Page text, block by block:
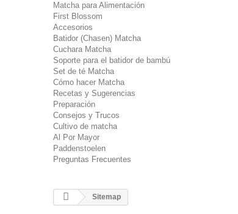
Matcha para Alimentación
First Blossom
Accesorios
Batidor (Chasen) Matcha
Cuchara Matcha
Soporte para el batidor de bambú
Set de té Matcha
Cómo hacer Matcha
Recetas y Sugerencias
Preparación
Consejos y Trucos
Cultivo de matcha
Al Por Mayor
Paddenstoelen
Preguntas Frecuentes
Sitemap